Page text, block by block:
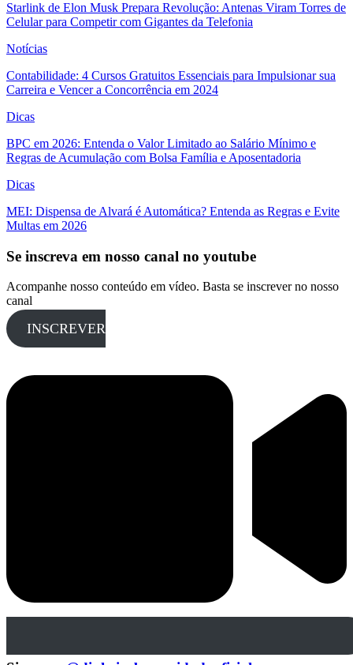
Starlink de Elon Musk Prepara Revolução: Antenas Viram Torres de
Celular para Competir com Gigantes da Telefonia
Notícias
Contabilidade: 4 Cursos Gratuitos Essenciais para Impulsionar sua
Carreira e Vencer a Concorrência em 2024
Dicas
BPC em 2026: Entenda o Valor Limitado ao Salário Mínimo e
Regras de Acumulação com Bolsa Família e Aposentadoria
Dicas
MEI: Dispensa de Alvará é Automática? Entenda as Regras e Evite
Multas em 2026
Se inscreva em nosso canal no youtube
Acompanhe nosso conteúdo em vídeo. Basta se inscrever no nosso
canal
INSCREVER